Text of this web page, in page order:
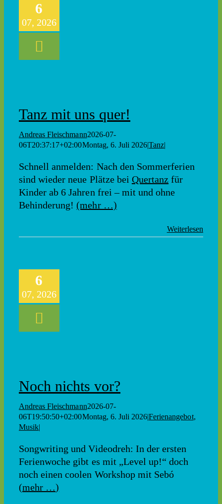
6
07, 2026
Tanz mit uns quer!
Andreas Fleischmann2026-07-
06T20:37:17+02:00Montag, 6. Juli 2026|Tanz|
Schnell anmelden: Nach den Sommerferien
sind wieder neue Plätze bei Quertanz für
Kinder ab 6 Jahren frei – mit und ohne
Behinderung! (mehr …)
Weiterlesen
6
07, 2026
Noch nichts vor?
Andreas Fleischmann2026-07-
06T19:50:50+02:00Montag, 6. Juli 2026|Ferienangebot,
Musik|
Songwriting und Videodreh: In der ersten
Ferienwoche gibt es mit „Level up!“ doch
noch einen coolen Workshop mit Sebó
(mehr …)